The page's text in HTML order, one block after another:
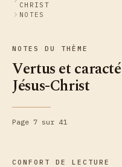
CHRIST
NOTES
NOTES DU THÈME
Vertus et
Jésus-Christ
Page 7 sur 41
CONFORT DE LECTURE